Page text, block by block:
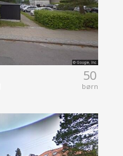
50
børn